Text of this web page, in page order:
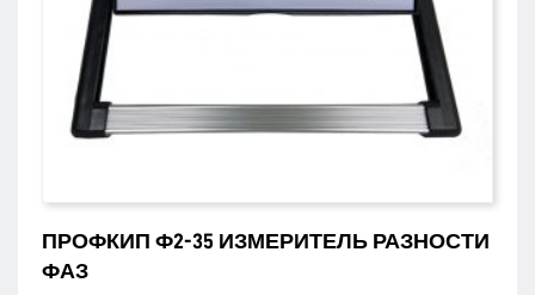
ПРОФКИП Ф2-35 ИЗМЕРИТЕЛЬ РАЗНОСТИ
ФАЗ